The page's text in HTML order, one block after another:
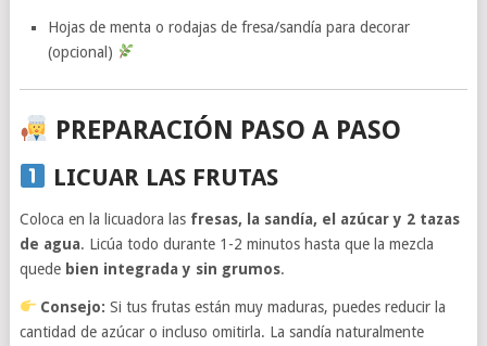
Hojas de menta o rodajas de fresa/sandía para decorar
(opcional)
PREPARACIÓN PASO A PASO
LICUAR LAS FRUTAS
Coloca en la licuadora las fresas, la sandía, el azúcar y 2 tazas
de agua. Licúa todo durante 1-2 minutos hasta que la mezcla
quede bien integrada y sin grumos.
Consejo: Si tus frutas están muy maduras, puedes reducir la
cantidad de azúcar o incluso omitirla. La sandía naturalmente